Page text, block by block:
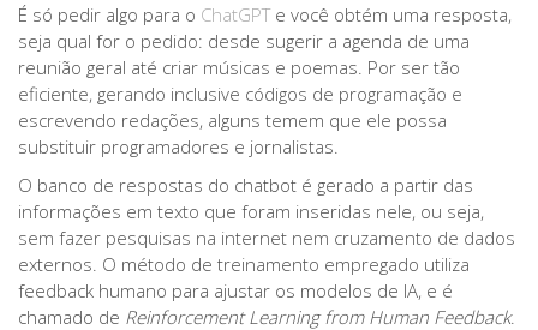
É só pedir algo para o ChatGPT e você obtém uma resposta,
seja qual for o pedido: desde sugerir a agenda de uma
reunião geral até criar músicas e poemas. Por ser tão
eficiente, gerando inclusive códigos de programação e
escrevendo redações, alguns temem que ele possa
substituir programadores e jornalistas.
O banco de respostas do chatbot é gerado a partir das
informações em texto que foram inseridas nele, ou seja,
sem fazer pesquisas na internet nem cruzamento de dados
externos. O método de treinamento empregado utiliza
feedback humano para ajustar os modelos de IA, e é
chamado de Reinforcement Learning from Human Feedback.